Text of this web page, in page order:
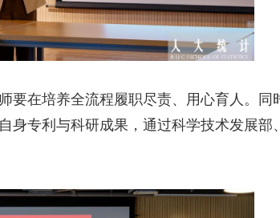
要在培养全流程履职尽责、用心育人。同
身专利与科研成果，通过科学技术发展部